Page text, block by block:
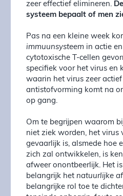
zeer effectief elimineren.
systeem bepaalt of men
Pas na een kleine week
immuunsysteem in actie
cytotoxische T-cellen
specifiek voor het virus en
waarin het virus zeer actief
antistofvorming komt na
op gang.
Om te begrijpen waarom
niet ziek worden, het virus
gevaarlijk is, alsmede hoe
zich zal ontwikkelen, is
afweer onontbeerlijk. Het
belangrijk het natuurlijke
belangrijke rol toe te